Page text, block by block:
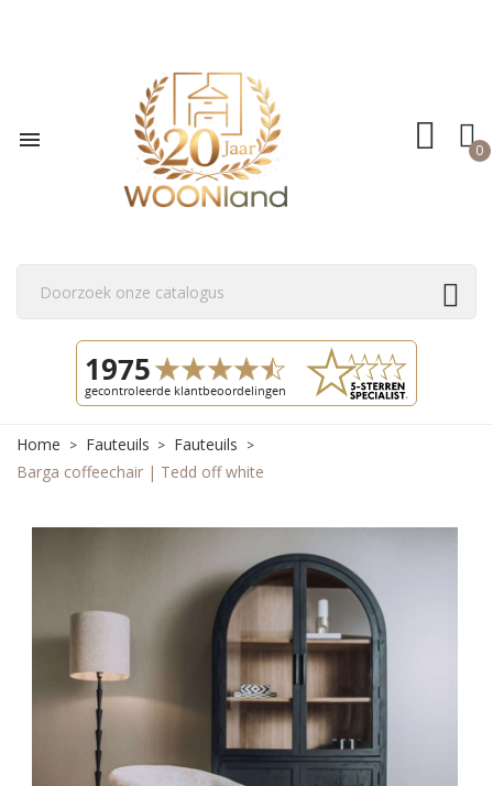
 0
Home Fauteuils
Fauteuils
Barga coffeechair | Tedd off white